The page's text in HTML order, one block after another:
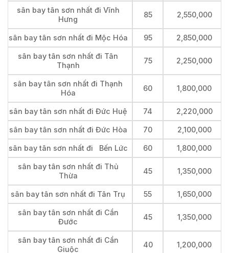
sân bay tân sơn nhất đi Vĩnh
Hưng
85 2,550,000
sân bay tân sơn nhất đi Mộc Hóa 95 2,850,000
sân bay tân sơn nhất đi Tân
Thạnh
75 2,250,000
sân bay tân sơn nhất đi Thạnh
Hóa
60 1,800,000
sân bay tân sơn nhất đi Đức Huệ 74 2,220,000
sân bay tân sơn nhất đi Đức Hòa 70 2,100,000
sân bay tân sơn nhất đi Bến Lức 60 1,800,000
sân bay tân sơn nhất đi Thủ
Thừa
45 1,350,000
sân bay tân sơn nhất đi Tân Trụ 55 1,650,000
sân bay tân sơn nhất đi Cần
Đước
45 1,350,000
sân bay tân sơn nhất đi Cần
Giuộc
40 1,200,000